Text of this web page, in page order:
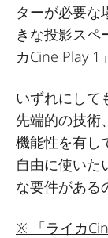
ターが必要な
きな投影スペ
カCine Play 1
いずれにして
先端的の技術
機能性を有し
自由に使いた
な要件がある
※ 「ライカ